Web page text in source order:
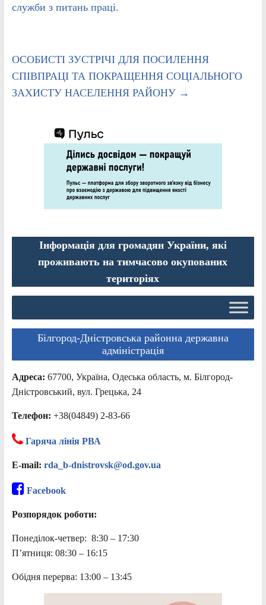
служби з питань праці.
ОСОБИСТІ ЗУСТРІЧІ ДЛЯ ПОСИЛЕННЯ
СПІВПРАЦІ ТА ПОКРАЩЕННЯ СОЦІАЛЬНОГО
ЗАХИСТУ НАСЕЛЕННЯ РАЙОНУ →
Інформація для громадян України, які
проживають на тимчасово окупованих
територіях
Білгород-Дністровська районна державна
адміністрація
Адреса: 67700, Україна, Одеська область, м. Білгород-
Дністровський, вул. Грецька, 24
Телефон: +38(04849) 2-83-66
Гаряча лінія РВА
E-mail: rda_b-dnistrovsk@od.gov.ua
Facebook
Розпорядок роботи:
Понеділок-четвер: 8:30 – 17:30
П’ятниця: 08:30 – 16:15
Обідня перерва: 13:00 – 13:45